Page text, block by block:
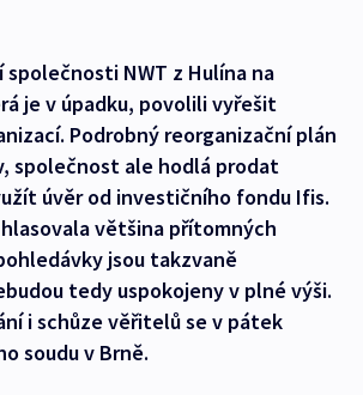
NWT z Hulína na
je v úpadku, povolili vyřešit
Podrobný reorganizační plán
společnost ale hodlá prodat
úvěr od investičního fondu Ifis.
většina přítomných
jsou takzvaně
tedy uspokojeny v plné výši.
i schůze věřitelů se v pátek
soudu v Brně.